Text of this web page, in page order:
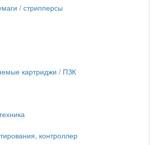
/ стрипперсы
картриджи / ПЗК
контроллер